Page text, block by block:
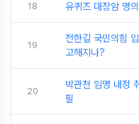
18 유퀴즈 대장암 명
19
전한길 국민의힘
고해지나?
20
박관천 임명 내정
필